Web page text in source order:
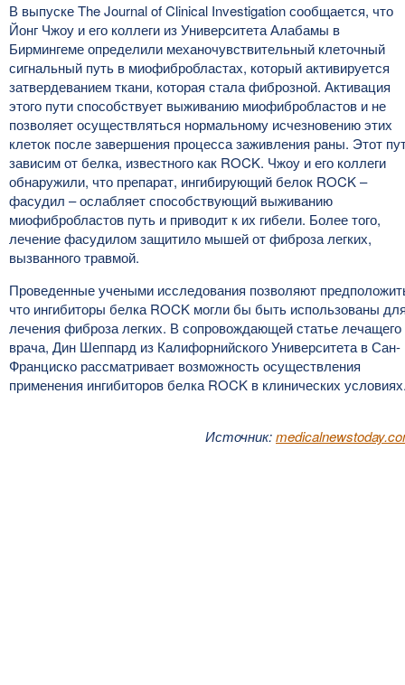
В выпуске The Journal of Clinical Investigation сообщается, что
Йонг Чжоу и его коллеги из Университета Алабамы в
Бирмингеме определили механочувствительный клеточный
сигнальный путь в миофибробластах, который активируется
затвердеванием ткани, которая стала фиброзной. Активация
этого пути способствует выживанию миофибробластов и не
позволяет осуществляться нормальному исчезновению этих
клеток после завершения процесса заживления раны. Этот
зависим от белка, известного как ROCK. Чжоу и его коллеги
обнаружили, что препарат, ингибирующий белок ROCK –
фасудил – ослабляет способствующий выживанию
миофибробластов путь и приводит к их гибели. Более того,
лечение фасудилом защитило мышей от фиброза легких,
вызванного травмой.
Проведенные учеными исследования позволяют
что ингибиторы белка ROCK могли бы быть использованы
лечения фиброза легких. В сопровождающей статье лечащего
врача, Дин Шеппард из Калифорнийского Университета в Сан-
Франциско рассматривает возможность осуществления
применения ингибиторов белка ROCK в клинических
Источник: